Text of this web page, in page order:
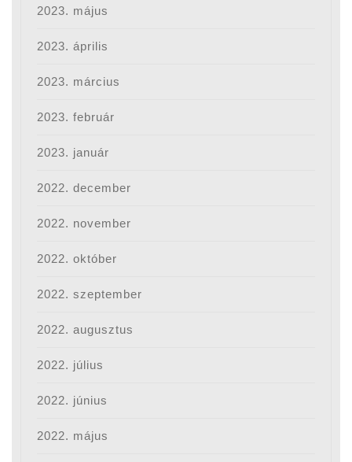
2023. május
2023. április
2023. március
2023. február
2023. január
2022. december
2022. november
2022. október
2022. szeptember
2022. augusztus
2022. július
2022. június
2022. május